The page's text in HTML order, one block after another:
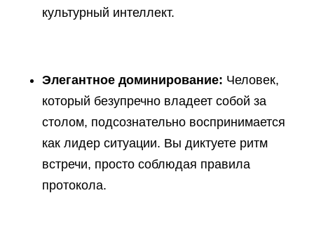
культурный интеллект.
Элегантное доминирование: Человек,
который безупречно владеет собой за
столом, подсознательно воспринимается
как лидер ситуации. Вы диктуете ритм
встречи, просто соблюдая правила
протокола.